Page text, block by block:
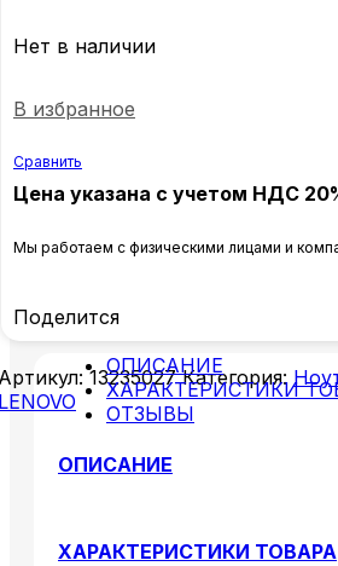
Нет в наличии
В избранное
Сравнить
Цена указана с учетом НДС
Мы работаем с физическими лицами и
Поделится
13235027Категория:
ОПИСАНИЕ
ХАРАКТЕРИСТИКИ
ОТЗЫВЫ
ОПИСАНИЕ
ХАРАКТЕРИСТИКИ ТОВАРА